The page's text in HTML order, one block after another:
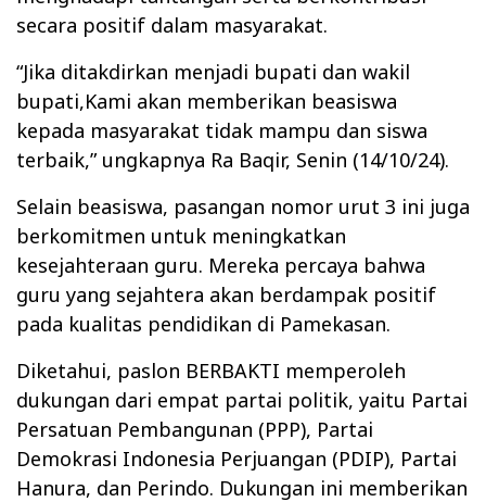
secara positif dalam masyarakat.
“Jika ditakdirkan menjadi bupati dan wakil
bupati,Kami akan memberikan beasiswa
kepada masyarakat tidak mampu dan siswa
terbaik,” ungkapnya Ra Baqir, Senin (14/10/24).
Selain beasiswa, pasangan nomor urut 3 ini juga
berkomitmen untuk meningkatkan
kesejahteraan guru. Mereka percaya bahwa
guru yang sejahtera akan berdampak positif
pada kualitas pendidikan di Pamekasan.
Diketahui, paslon BERBAKTI memperoleh
dukungan dari empat partai politik, yaitu Partai
Persatuan Pembangunan (PPP), Partai
Demokrasi Indonesia Perjuangan (PDIP), Partai
Hanura, dan Perindo. Dukungan ini memberikan